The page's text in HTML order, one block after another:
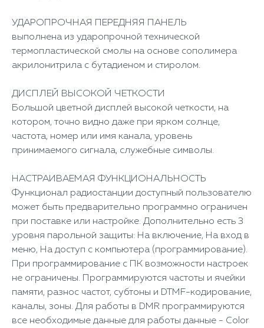
УДАРОПРОЧНАЯ ПЕРЕДНЯЯ ПАНЕЛЬ
выполнена из ударопрочной технической
термопластической смолы на основе сополимера
акрилонитрила с бутадиеном и стиролом.
ДИСПЛЕЙ ВЫСОКОЙ ЧЕТКОСТИ
Большой цветной дисплей высокой четкости, на
котором, точно видно даже при ярком солнце,
частота, номер или имя канала, уровень
принимаемого сигнала, служебные символы.
НАСТРАИВАЕМАЯ ФУНКЦИОНАЛЬНОСТЬ
Функционал радиостанции доступный пользователю
может быть предварительно программно ограничен
при поставке или настройке. Дополнительно есть 3
уровня парольной защиты: На включение, На вход в
меню, На доступ с компьютера (программирование).
При программирование с ПК возможности настроек
не ограничены. Программируются частоты и ячейки
памяти, разнос частот, субтоны и DTMF-кодирование,
каналы, зоны. Для работы в DMR программируются
все необходимые данные для работы данные - Color